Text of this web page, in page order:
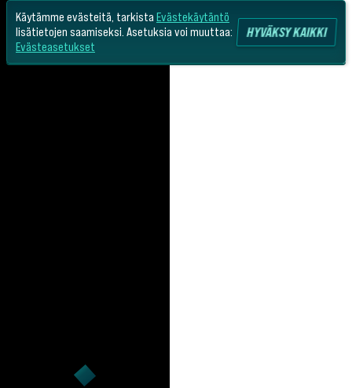
Käytämme evästeitä, tarkista Evästekäytäntö
lisätietojen saamiseksi. Asetuksia voi muuttaa:
Evästeasetukset
HYVÄKSY KAIKKI